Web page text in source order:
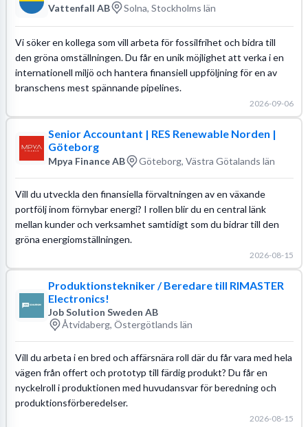
Vattenfall AB Solna, Stockholms län
Vi söker en kollega som vill arbeta för fossilfrihet och bidra till
den gröna omställningen. Du får en unik möjlighet att verka i en
internationell miljö och hantera finansiell uppföljning för en av
branschens mest spännande pipelines.
2026-09-06
Senior Accountant | RES Renewable Norden |
Göteborg
Mpya Finance AB Göteborg, Västra Götalands län
Vill du utveckla den finansiella förvaltningen av en växande
portfölj inom förnybar energi? I rollen blir du en central länk
mellan kunder och verksamhet samtidigt som du bidrar till den
gröna energiomställningen.
2026-08-15
Produktionstekniker / Beredare till RIMASTER
Electronics!
Job Solution Sweden AB
Åtvidaberg, Östergötlands län
Vill du arbeta i en bred och affärsnära roll där du får vara med hela
vägen från offert och prototyp till färdig produkt? Du får en
nyckelroll i produktionen med huvudansvar för beredning och
produktionsförberedelser.
2026-08-15